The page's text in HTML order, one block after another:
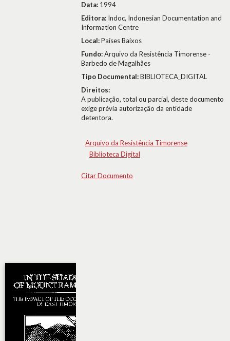
Data: 1994
Editora: Indoc, Indonesian Documentation and
Information Centre
Local:Países Baixos
Fundo:Arquivo da Resistência Timorense -
Barbedo de Magalhães
Tipo Documental:BIBLIOTECA_DIGITAL
Direitos:
A publicação, total ou parcial, deste documento
exige prévia autorização da entidade
detentora.
Arquivo da Resistência Timorense
Biblioteca Digital
Citar Documento